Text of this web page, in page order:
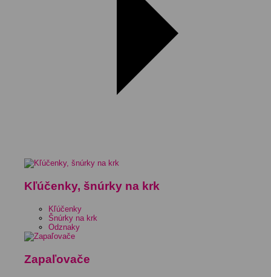
Kľúčenky, šnúrky na krk
Kľúčenky
Šnúrky na krk
Odznaky
Zapaľovače